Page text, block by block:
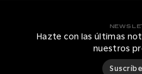
Hazte con las últimas
nuestros